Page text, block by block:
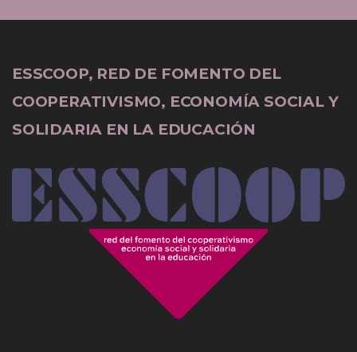
ESSCOOP, RED DE FOMENTO DEL
COOPERATIVISMO, ECONOMÍA SOCIAL Y
SOLIDARIA EN LA EDUCACIÓN